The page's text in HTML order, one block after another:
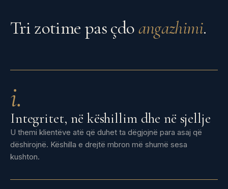
Tri zotime pas çdoangazhimi.
i.
Integritet, në këshillim dhe në sjellje
U themi klientëve atë që duhet ta dëgjojnë para asaj që
dëshirojnë. Këshilla e drejtë mbron më shumë sesa
kushton.